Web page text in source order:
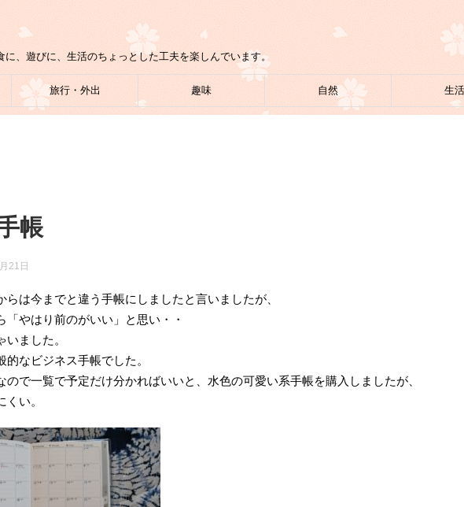
に、遊びに、生活のちょっとした工夫を楽しんでいます。
旅行・外出 趣味 自然 生活
帳
21日
らは今までと違う手帳にしましたと言いましたが、
「やはり前のがいい」と思い・・
いました。
的なビジネス手帳でした。
ので一覧で予定だけ分かればいいと、水色の可愛い系手帳を購入しましたが、
い。